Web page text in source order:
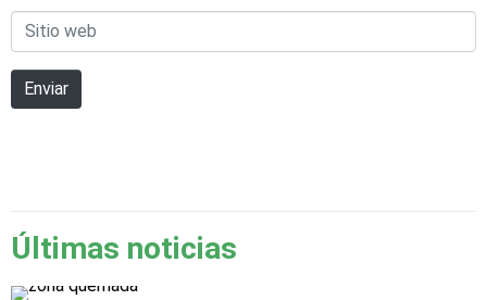
Sitio
web
Enviar
Últimas noticias